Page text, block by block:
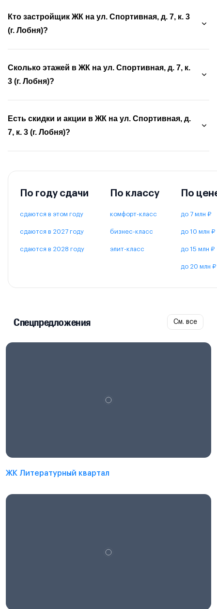
Кто застройщик ЖК на ул. Спортивная, д. 7, к. 3
(г. Лобня)?
Сколько этажей в ЖК на ул. Спортивная, д. 7, к.
3 (г. Лобня)?
Есть скидки и акции в ЖК на ул. Спортивная, д.
7, к. 3 (г. Лобня)?
По году сдачи
сдаются в этом году
сдаются в 2027 году
сдаются в 2028 году
По классу
комфорт-класс
бизнес-класс
элит-класс
По
до 7 млн ₽
до 10 млн ₽
до 15 млн ₽
до 20 млн ₽
Спецпредложения См. все
ЖК Литературный квартал